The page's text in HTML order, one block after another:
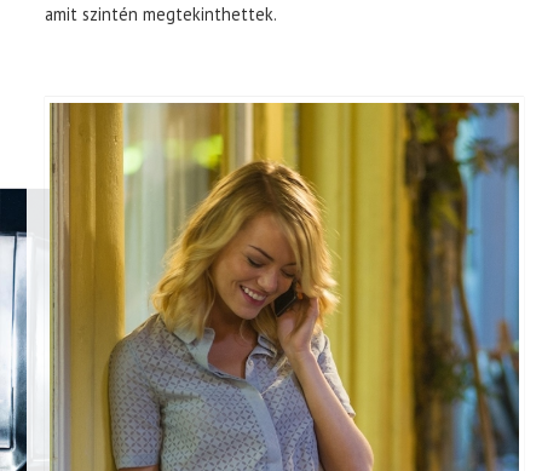
amit szintén megtekinthettek.